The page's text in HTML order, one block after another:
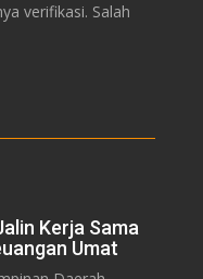
verifikasi. Salah
Kerja Sama
Umat